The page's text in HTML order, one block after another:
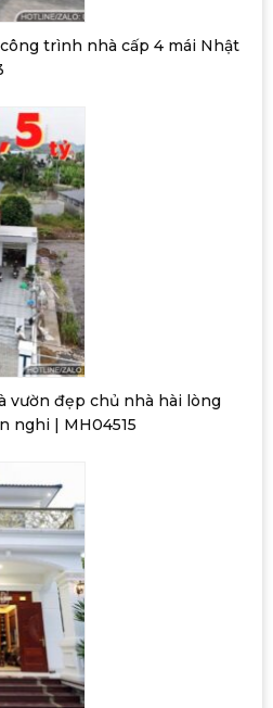
trình nhà cấp 4 mái Nhật
vườn đẹp chủ nhà hài lòng
nghi | MH04515